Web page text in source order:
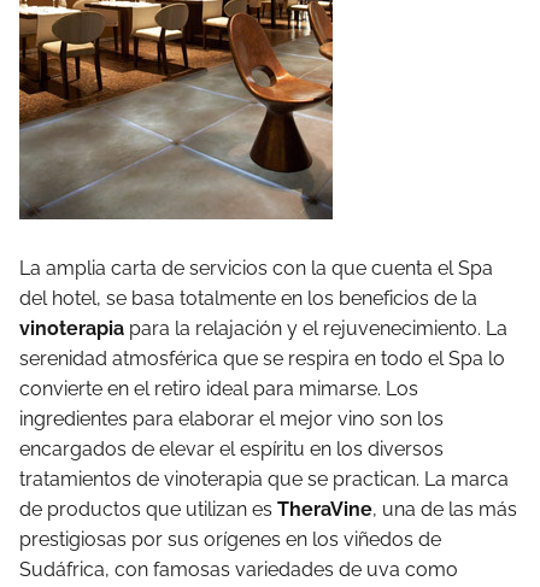
La amplia carta de servicios con la que cuenta el Spa
del hotel, se basa totalmente en los beneficios de la
vinoterapia para la relajación y el rejuvenecimiento. La
serenidad atmosférica que se respira en todo el Spa lo
convierte en el retiro ideal para mimarse. Los
ingredientes para elaborar el mejor vino son los
encargados de elevar el espíritu en los diversos
tratamientos de vinoterapia que se practican. La marca
de productos que utilizan es TheraVine, una de las más
prestigiosas por sus orígenes en los viñedos de
Sudáfrica, con famosas variedades de uva como